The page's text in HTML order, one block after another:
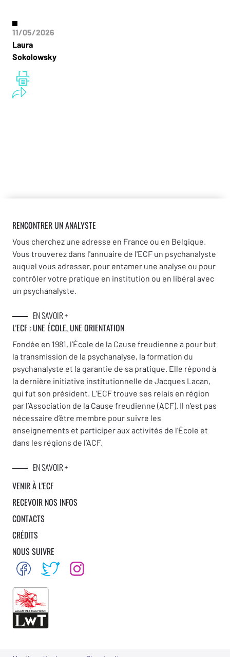
11/05/2026
Laura
Sokolowsky
RENCONTRER UN ANALYSTE
Vous cherchez une adresse en France ou en Belgique.
Vous trouverez dans l'annuaire de l'ECF un psychanalyste
auquel vous adresser, pour entamer une analyse ou pour
contrôler votre pratique en institution ou en libéral avec
un psychanalyste.
EN SAVOIR +
L'ECF : UNE ÉCOLE, UNE ORIENTATION
Fondée en 1981, l’École de la Cause freudienne a pour but
la transmission de la psychanalyse, la formation du
psychanalyste et la garantie de sa pratique. Elle répond à
la dernière initiative institutionnelle de Jacques Lacan,
qui fut son président. L’ECF trouve ses relais en région
par l’Association de la Cause freudienne (ACF). Il n’est pas
nécessaire d’être membre pour suivre les
enseignements et participer aux activités de l’École et
dans les régions de l’ACF.
EN SAVOIR +
VENIR À L’ECF
RECEVOIR NOS INFOS
CONTACTS
CRÉDITS
NOUS SUIVRE